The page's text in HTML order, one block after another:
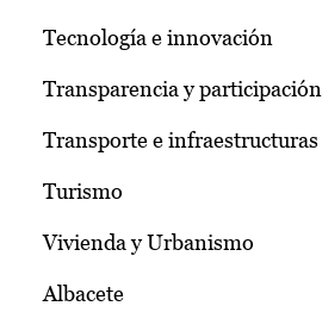
Tecnología e innovación
Transparencia y participación
Transporte e infraestructuras
Turismo
Vivienda y Urbanismo
Albacete